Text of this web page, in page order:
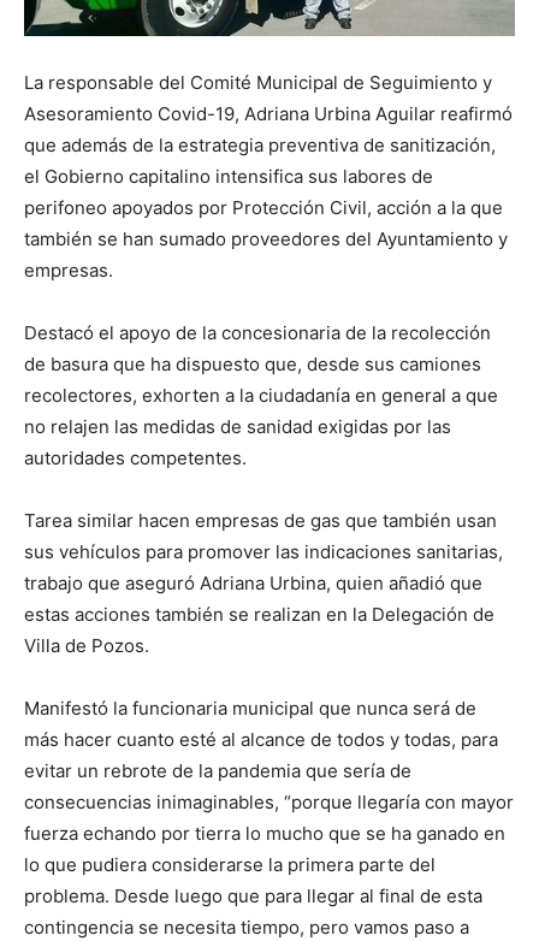
La responsable del Comité Municipal de Seguimiento y
Asesoramiento Covid-19, Adriana Urbina Aguilar reafirmó
que además de la estrategia preventiva de sanitización,
el Gobierno capitalino intensifica sus labores de
perifoneo apoyados por Protección Civil, acción a la que
también se han sumado proveedores del Ayuntamiento y
empresas.
Destacó el apoyo de la concesionaria de la recolección
de basura que ha dispuesto que, desde sus camiones
recolectores, exhorten a la ciudadanía en general a que
no relajen las medidas de sanidad exigidas por las
autoridades competentes.
Tarea similar hacen empresas de gas que también usan
sus vehículos para promover las indicaciones sanitarias,
trabajo que aseguró Adriana Urbina, quien añadió que
estas acciones también se realizan en la Delegación de
Villa de Pozos.
Manifestó la funcionaria municipal que nunca será de
más hacer cuanto esté al alcance de todos y todas, para
evitar un rebrote de la pandemia que sería de
consecuencias inimaginables, “porque llegaría con mayor
fuerza echando por tierra lo mucho que se ha ganado en
lo que pudiera considerarse la primera parte del
problema. Desde luego que para llegar al final de esta
contingencia se necesita tiempo, pero vamos paso a